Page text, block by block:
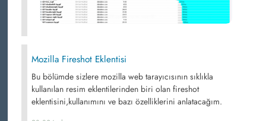
Mozilla Fireshot Eklentisi
Bu bölümde sizlere mozilla web tarayıcısının sıklıkla
kullanılan resim eklentilerinden biri olan fireshot
eklentisini,kullanımını ve bazı özelliklerini anlatacağım.